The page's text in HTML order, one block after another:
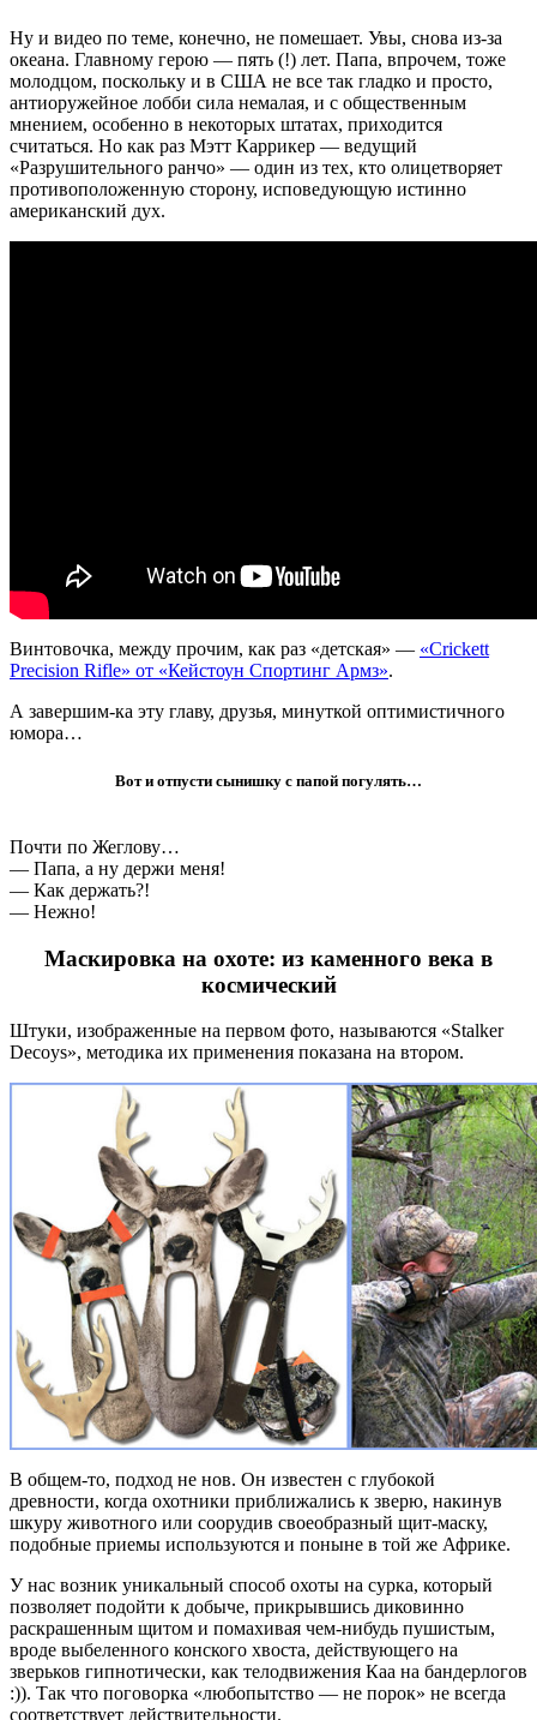
Ну и видео по теме, конечно, не помешает. Увы, снова из-за
океана. Главному герою — пять (!) лет. Папа, впрочем, тоже
молодцом, поскольку и в США не все так гладко и просто,
антиоружейное лобби сила немалая, и с общественным
мнением, особенно в некоторых штатах, приходится
считаться. Но как раз Мэтт Каррикер — ведущий
«Разрушительного ранчо» — один из тех, кто олицетворяет
противоположенную сторону, исповедующую истинно
американский дух.
Винтовочка, между прочим, как раз «детская» — «Crickett
Precision Rifle» от «Кейстоун Спортинг Армз».
А завершим-ка эту главу, друзья, минуткой оптимистичного
юмора…
Вот и отпусти сынишку с папой погулять…
Почти по Жеглову…
— Папа, а ну держи меня!
— Как держать?!
— Нежно!
Маскировка на охоте: из каменного века в
космический
Штуки, изображенные на первом фото, называются «Stalker
Decoys», методика их применения показана на втором.
В общем-то, подход не нов. Он известен с глубокой
древности, когда охотники приближались к зверю, накинув
шкуру животного или соорудив своеобразный щит-маску,
подобные приемы используются и поныне в той же Африке.
У нас возник уникальный способ охоты на сурка, который
позволяет подойти к добыче, прикрывшись диковинно
раскрашенным щитом и помахивая чем-нибудь пушистым,
вроде выбеленного конского хвоста, действующего на
зверьков гипнотически, как телодвижения Каа на бандерлогов
:)). Так что поговорка «любопытство — не порок» не всегда
соответствует действительности.